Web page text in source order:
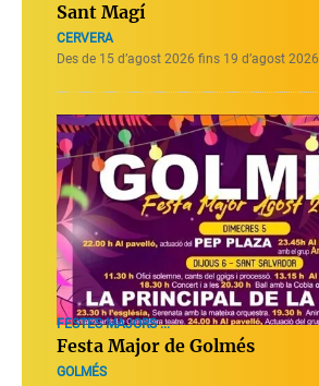
Sant Magí
CERVERA
Des de 15 d’agost 2026 fins 19 d’agost 2026
FESTES MAJORS ...
Festa Major de Golmés
GOLMÉS